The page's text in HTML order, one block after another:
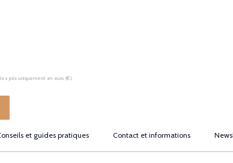
prix uniquement en euro (€).
et guides pratiques Contact et informations